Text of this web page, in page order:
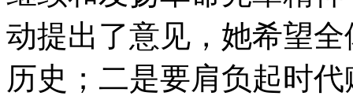
动提出了意见，她希望
历史；二是要肩负起时